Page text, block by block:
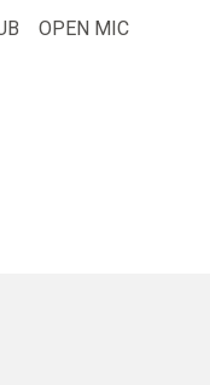
OPEN MIC